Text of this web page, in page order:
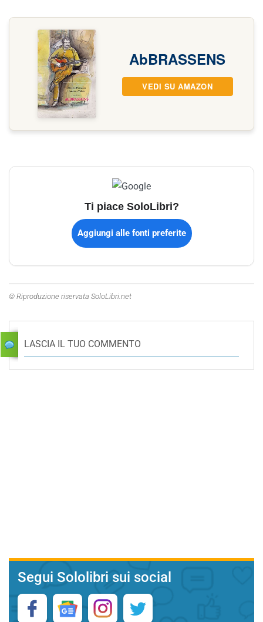
AbBRASSENS
VEDI SU AMAZON
Ti piace SoloLibri?
Aggiungi alle fonti preferite
© Riproduzione riservata SoloLibri.net
LASCIA IL TUO COMMENTO
Segui Sololibri sui social